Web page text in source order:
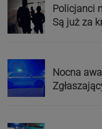
Policjanci
Są już za
Nocna